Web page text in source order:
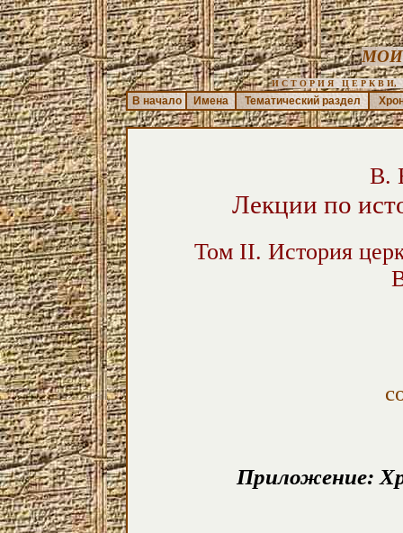
И С Т О Р И Я   Ц Е Р К В И,
В начало Имена Тематический раздел
В.
Лекции по
Том II. История
Приложение: